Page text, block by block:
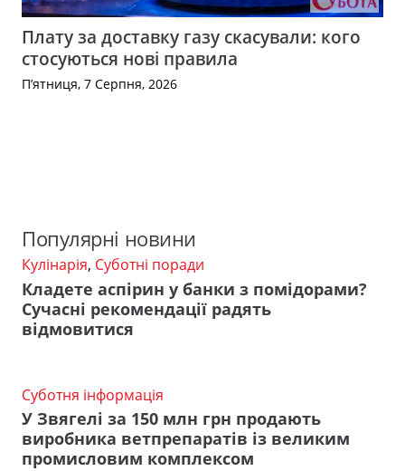
Плату за доставку газу скасували: кого
стосуються нові правила
П’ятниця, 7 Серпня, 2026
Популярні новини
Кулінарія, Суботні поради
Кладете аспірин у банки з помідорами?
Сучасні рекомендації радять
відмовитися
Суботня інформація
У Звягелі за 150 млн грн продають
виробника ветпрепаратів із великим
промисловим комплексом